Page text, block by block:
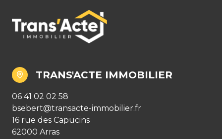
TRANS'ACTE IMMOBILIER
06 41 02 02 58
bsebert@transacte-immobilier.fr
16 rue des Capucins
62000 Arras